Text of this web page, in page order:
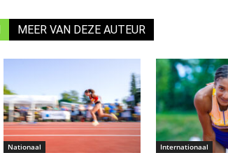
MEER VAN DEZE AUTEUR
Nationaal Internationaal